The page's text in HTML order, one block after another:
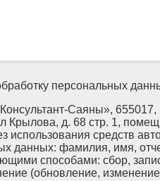
персональных
Саяны», 655017,
Крылова, д. 68 стр. 1,
использования средств
данных: фамилия, имя,
способами: сбор,
(обновление,